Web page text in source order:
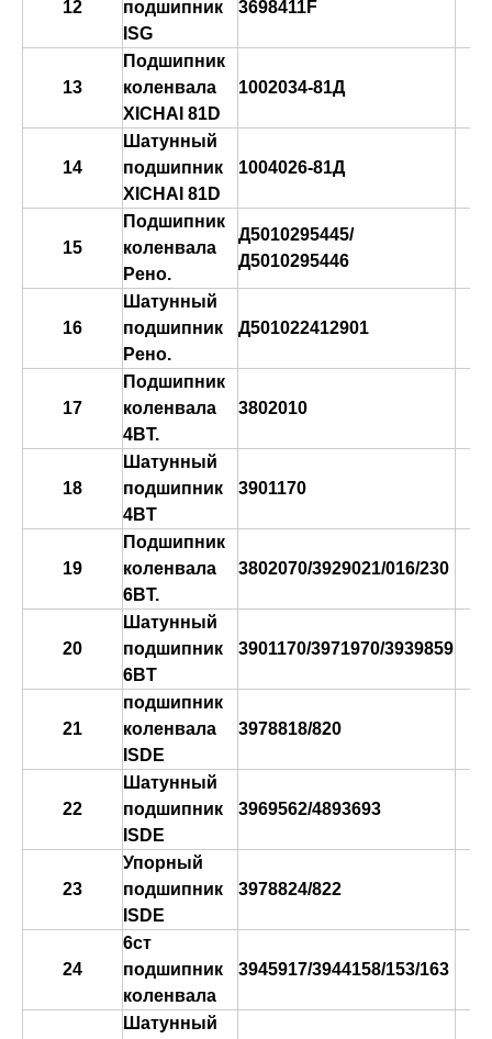
12
подшипник
ISG
3698411F
13
Подшипник
коленвала
XICHAI 81D
1002034-81Д
14
Шатунный
подшипник
XICHAI 81D
1004026-81Д
15
Подшипник
коленвала
Рено.
Д5010295445/
Д5010295446
16
Шатунный
подшипник
Рено.
Д501022412901
17
Подшипник
коленвала
4BT.
3802010
18
Шатунный
подшипник
4BT
3901170
19
Подшипник
коленвала
6BT.
3802070/3929021/016/230
20
Шатунный
подшипник
6BT
3901170/3971970/3939859
21
подшипник
коленвала
ISDE
3978818/820
22
Шатунный
подшипник
ISDE
3969562/4893693
23
Упорный
подшипник
ISDE
3978824/822
24
6ст
подшипник
коленвала
3945917/3944158/153/163
Шатунный